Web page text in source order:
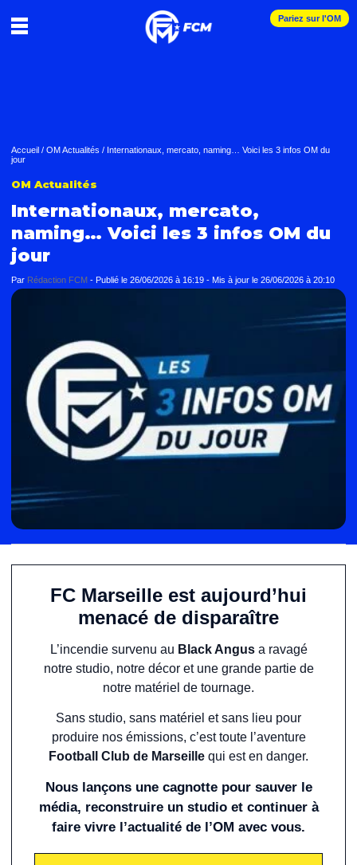
Pariez sur l'OM
Accueil / OM Actualités / Internationaux, mercato, naming… Voici les 3 infos OM du
jour
OM Actualités
Internationaux, mercato,
naming… Voici les 3 infos OM du
jour
Par Rédaction FCM - Publié le 26/06/2026 à 16:19 - Mis à jour le 26/06/2026 à 20:10
FC Marseille est aujourd’hui
menacé de disparaître
L’incendie survenu au Black Angusa ravagé
notre studio, notre décor et une grande partie de
notre matériel de tournage.
Sans studio, sans matériel et sans lieu pour
produire nos émissions, c’est toute l’aventure
Football Club de Marseille qui est en danger.
Nous lançons une cagnotte pour sauver le
média, reconstruire un studio et continuer à
faire vivre l’actualité de l’OM avec vous.